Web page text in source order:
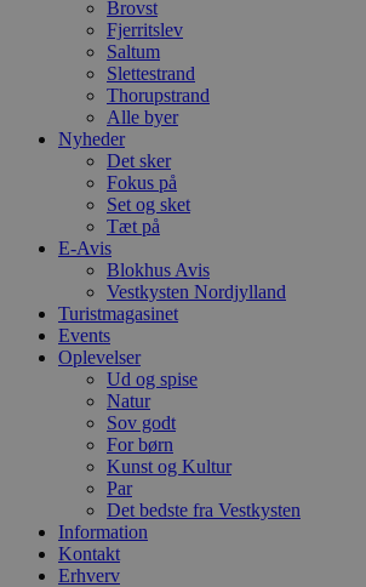
Brovst
Fjerritslev
Saltum
Slettestrand
Thorupstrand
Alle byer
Nyheder
Det sker
Fokus på
Set og sket
Tæt på
E-Avis
Blokhus Avis
Vestkysten Nordjylland
Turistmagasinet
Events
Oplevelser
Ud og spise
Natur
Sov godt
For børn
Kunst og Kultur
Par
Det bedste fra Vestkysten
Information
Kontakt
Erhverv